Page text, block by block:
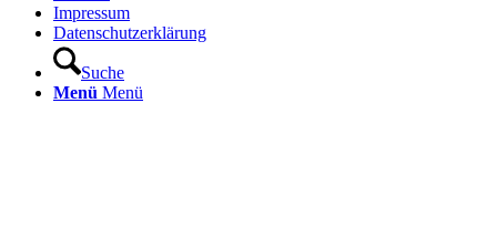
Impressum
Datenschutzerklärung
Suche
Menü Menü